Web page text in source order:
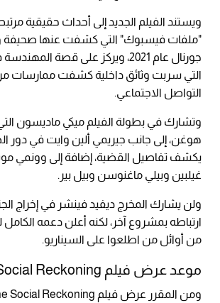
ويستند الفيلم الجديد إلى أحداث حقيقية
"ملفات فيسبوك" التي كشفت عنها
جورنال عام 2021، ويركز على قصة
التي سربت وثائق داخلية كشفت ممارسات
التواصل الاجتماعي.
وتشارك في بطولة الفيلم ميكي ماديسون
هوغن، إلى جانب جيريمي ألين وايت في دور
يكشف تفاصيل القضية، إضافة إلى وونمي
غيلبين وبيلي ماغنوسن وبيل بير.
ولن يشارك المخرج ديفيد فينشر في إخراج
ارتباطه بمشروع آخر، لكنه أعلن دعمه
من أوائل من اطلعوا على السيناريو.
موعد عرض فيلم The Social Reckoning